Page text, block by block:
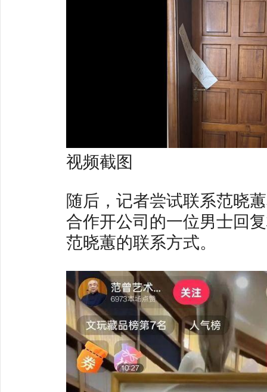
视频截图
随后，记者尝试联系范晓
合作开公司的一位男士回
范晓蕙的联系方式。